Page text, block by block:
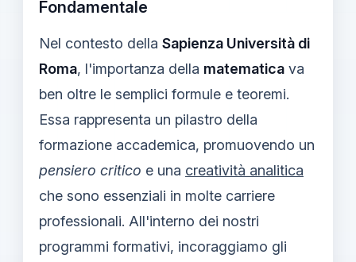
Fondamentale
Nel contesto della Sapienza Università di
Roma, l'importanza della matematica va
ben oltre le semplici formule e teoremi.
Essa rappresenta un pilastro della
formazione accademica, promuovendo un
pensiero critico e una creatività analitica
che sono essenziali in molte carriere
professionali. All'interno dei nostri
programmi formativi, incoraggiamo gli